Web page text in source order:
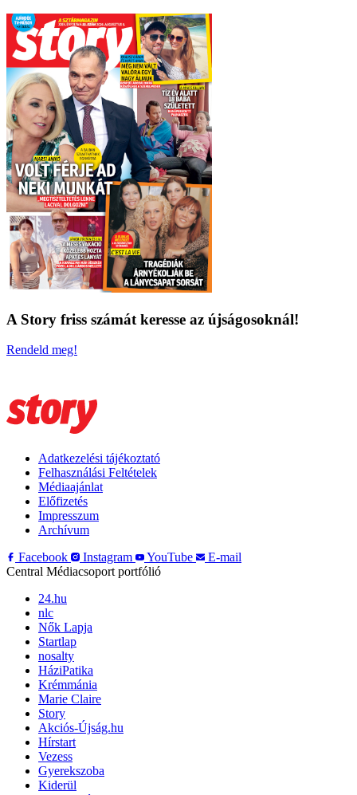
A Story friss számát keresse az újságosoknál!
Rendeld meg!
Adatkezelési tájékoztató
Felhasználási Feltételek
Médiaajánlat
Előfizetés
Impresszum
Archívum
Facebook
Instagram YouTube
E-mail
Central Médiacsoport portfólió
24.hu
nlc
Nők Lapja
Startlap
nosalty
HáziPatika
Krémmánia
Marie Claire
Story
Akciós-Újság.hu
Hírstart
Vezess
Gyerekszoba
Kiderül